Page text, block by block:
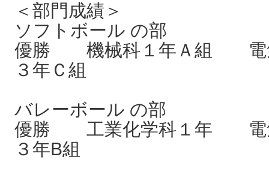
＜部門成績＞
ソフトボール の部
優勝 機械科１年Ａ組 電
３年Ｃ組
バレーボール の部
優勝 工業化学科１年 電
３年B組